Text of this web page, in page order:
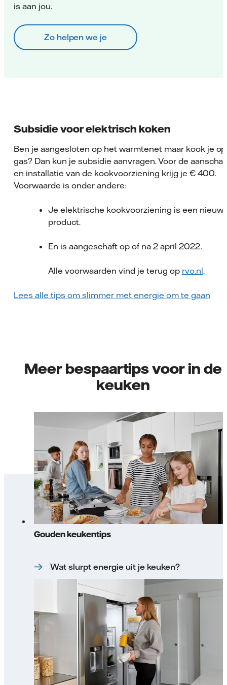
is aan jou.
Zo helpen we je
Subsidie voor elektrisch koken
Ben je aangesloten op het warmtenet maar kook je op
gas? Dan kun je subsidie aanvragen. Voor de aanschaf
en installatie van de kookvoorziening krijg je € 400.
Voorwaarde is onder andere:
Je elektrische kookvoorziening is een nieuw
product.
En is aangeschaft op of na 2 april 2022.
Alle voorwaarden vind je terug op rvo.nl.
Lees alle tips om slimmer met energie om te gaan
Meer bespaartips voor in de
keuken
Gouden keukentips
Wat slurpt energie uit je keuken?